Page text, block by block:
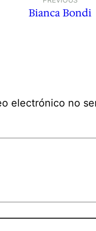
Bianca Bondi
electrónico no